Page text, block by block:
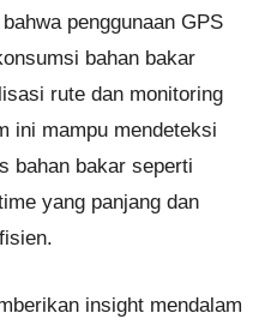
penggunaan GPS
bahan bakar
rute dan monitoring
ini mampu mendeteksi
bahan bakar seperti
yang panjang dan
insight mendalam